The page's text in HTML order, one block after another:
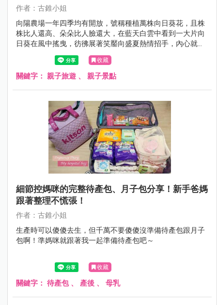
作者：古錐小姐
向陽農場一年四季均有開放，號稱種植萬株向日葵花，且株
株比人還高、朵朵比人臉還大，在藍天白雲中看到一大片向
日葵在風中搖曳，彷彿展著笑靨向盛夏熱情招手，內心就莫
名跟著朝氣滿滿了啊！
收藏
關鍵字： 親子旅遊 、 親子景點
細節控媽咪的完整待產包、月子包分享！新手爸媽
跟著整理不慌張！
作者：古錐小姐
生產時可以傻傻去生，但千萬不要傻傻沒準備待產包跟月子
包啊！準媽咪就跟著我一起準備待產包吧～
收藏
關鍵字： 待產包、 產後 、 母乳